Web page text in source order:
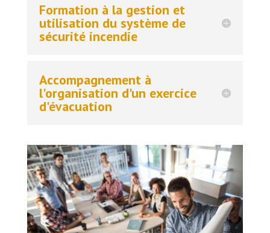
Formation à la gestion et
utilisation du système de
sécurité incendie
Accompagnement à
l'organisation d'un exercice
d'évacuation